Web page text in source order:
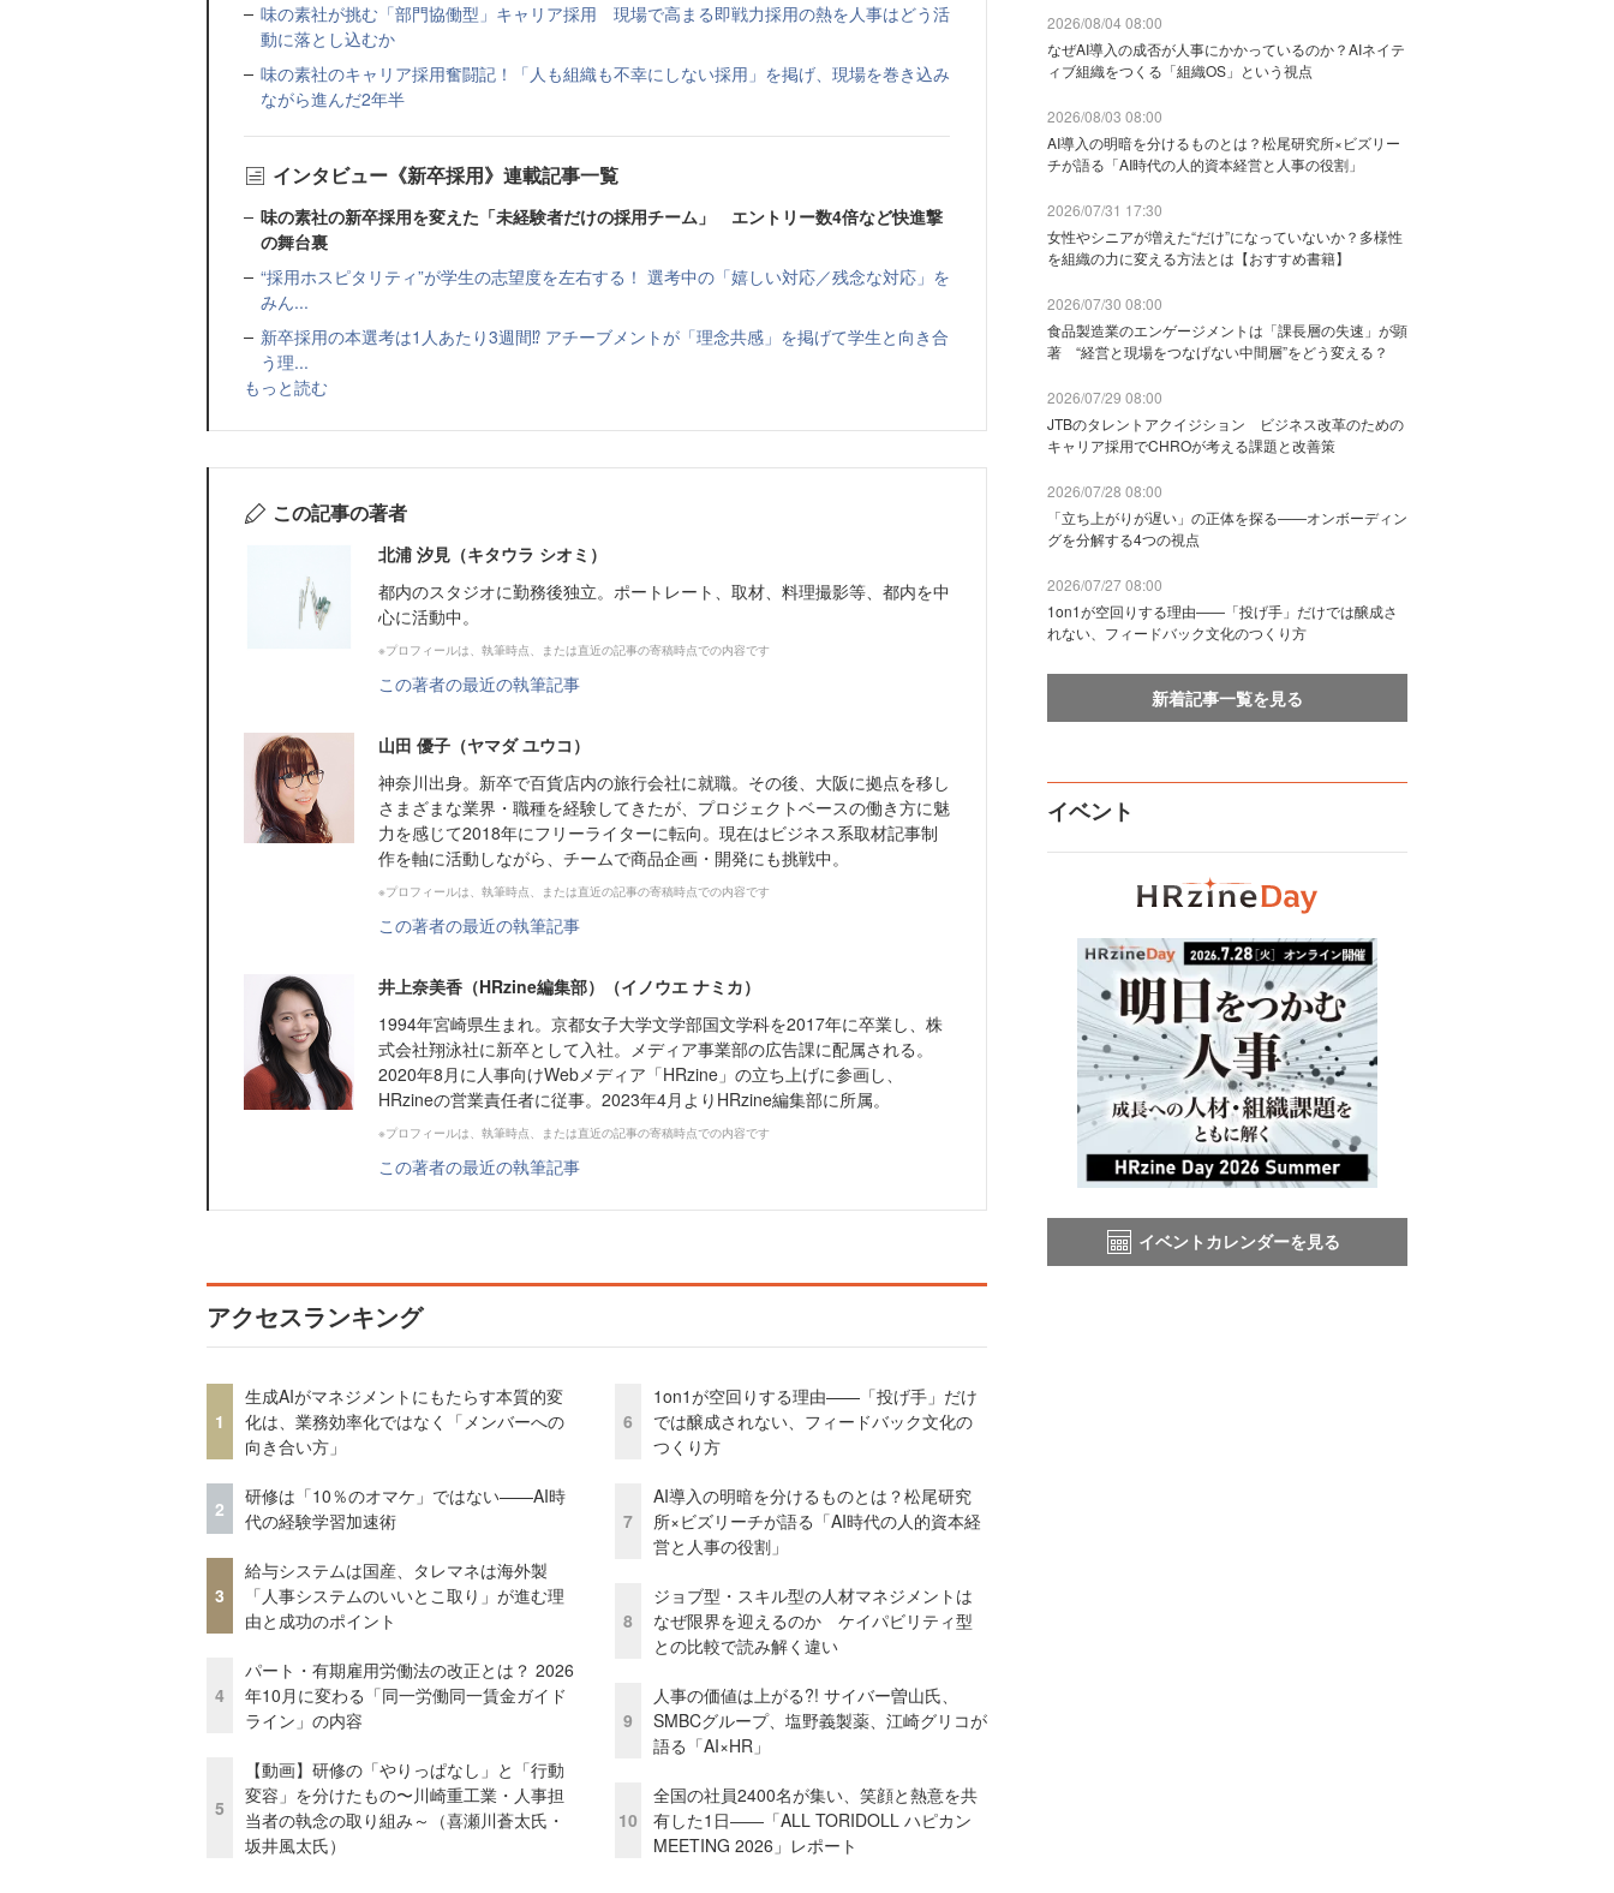
味の素社が挑む「部門協働型」キャリア採用 現場で高まる即戦力採用の熱を人事はどう活
動に落とし込むか
味の素社のキャリア採用奮闘記！「人も組織も不幸にしない採用」を掲げ、現場を巻き込み
ながら進んだ2年半
インタビュー《新卒採用》連載記事一覧
味の素社の新卒採用を変えた「未経験者だけの採用チーム」 エントリー数4倍など快進撃
の舞台裏
“採用ホスピタリティ”が学生の志望度を左右する！ 選考中の「嬉しい対応／残念な対応」を
みん...
新卒採用の本選考は1人あたり3週間⁉ アチーブメントが「理念共感」を掲げて学生と向き合
う理...
もっと読む
この記事の著者
北浦 汐見（キタウラ シオミ）
都内のスタジオに勤務後独立。ポートレート、取材、料理撮影等、都内を中
心に活動中。
※プロフィールは、執筆時点、または直近の記事の寄稿時点での内容です
この著者の最近の執筆記事
山田 優子（ヤマダ ユウコ）
神奈川出身。新卒で百貨店内の旅行会社に就職。その後、大阪に拠点を移し
さまざまな業界・職種を経験してきたが、プロジェクトベースの働き方に魅
力を感じて2018年にフリーライターに転向。現在はビジネス系取材記事制
作を軸に活動しながら、チームで商品企画・開発にも挑戦中。
※プロフィールは、執筆時点、または直近の記事の寄稿時点での内容です
この著者の最近の執筆記事
井上奈美香（HRzine編集部）（イノウエ ナミカ）
1994年宮崎県生まれ。京都女子大学文学部国文学科を2017年に卒業し、株
式会社翔泳社に新卒として入社。メディア事業部の広告課に配属される。
2020年8月に人事向けWebメディア「HRzine」の立ち上げに参画し、
HRzineの営業責任者に従事。2023年4月よりHRzine編集部に所属。
※プロフィールは、執筆時点、または直近の記事の寄稿時点での内容です
この著者の最近の執筆記事
アクセスランキング
1
生成AIがマネジメントにもたらす本質的変
化は、業務効率化ではなく「メンバーへの
向き合い方」
2
研修は「10％のオマケ」ではない——AI時
代の経験学習加速術
3
給与システムは国産、タレマネは海外製
「人事システムのいいとこ取り」が進む理
由と成功のポイント
4
パート・有期雇用労働法の改正とは？ 2026
年10月に変わる「同一労働同一賃金ガイド
ライン」の内容
5
【動画】研修の「やりっぱなし」と「行動
変容」を分けたもの〜川崎重工業・人事担
当者の執念の取り組み～（喜瀬川蒼太氏・
坂井風太氏）
6
1on1が空回りする理由——「投げ手」だけ
では醸成されない、フィードバック文化の
つくり方
7
AI導入の明暗を分けるものとは？松尾研究
所×ビズリーチが語る「AI時代の人的資本経
営と人事の役割」
8
ジョブ型・スキル型の人材マネジメントは
なぜ限界を迎えるのか ケイパビリティ型
との比較で読み解く違い
9
人事の価値は上がる?! サイバー曽山氏、
SMBCグループ、塩野義製薬、江崎グリコが
語る「AI×HR」
10
全国の社員2400名が集い、笑顔と熱意を共
有した1日――「ALL TORIDOLL ハピカン
MEETING 2026」レポート
2026/08/04 08:00
なぜAI導入の成否が人事にかかっているのか？AIネイテ
ィブ組織をつくる「組織OS」という視点
2026/08/03 08:00
AI導入の明暗を分けるものとは？松尾研究所×ビズリー
チが語る「AI時代の人的資本経営と人事の役割」
2026/07/31 17:30
女性やシニアが増えた“だけ”になっていないか？多様性
を組織の力に変える方法とは【おすすめ書籍】
2026/07/30 08:00
食品製造業のエンゲージメントは「課長層の失速」が顕
著 “経営と現場をつなげない中間層”をどう変える？
2026/07/29 08:00
JTBのタレントアクイジション ビジネス改革のための
キャリア採用でCHROが考える課題と改善策
2026/07/28 08:00
「立ち上がりが遅い」の正体を探る——オンボーディン
グを分解する4つの視点
2026/07/27 08:00
1on1が空回りする理由——「投げ手」だけでは醸成さ
れない、フィードバック文化のつくり方
新着記事一覧を見る
イベント
イベントカレンダーを見る